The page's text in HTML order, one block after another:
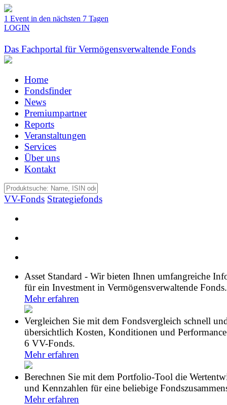
1 Event in den nächsten 7 Tagen
LOGIN
Das Fachportal für Vermögensverwaltende Fonds
Home
Fondsfinder
News
Premiumpartner
Reports
Veranstaltungen
Services
Über uns
Kontakt
VV-Fonds Strategiefonds
Asset Standard - Wir bieten Ihnen umfangreiche
für ein Investment in Vermögensverwaltende Fonds.
Mehr erfahren
Vergleichen Sie mit dem Fondsvergleich schnell
übersichtlich Kosten, Konditionen und
6 VV-Fonds.
Mehr erfahren
Berechnen Sie mit dem Portfolio-Tool die
und Kennzahlen für eine beliebige
Mehr erfahren